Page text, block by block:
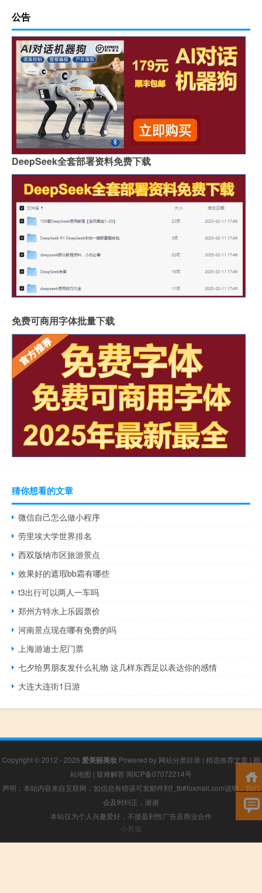
公告
DeepSeek全套部署资料免费下载
免费可商用字体批量下载
猜你想看的文章
微信自己怎么做小程序
劳里埃大学世界排名
西双版纳市区旅游景点
效果好的遮瑕bb霜有哪些
t3出行可以两人一车吗
郑州方特水上乐园票价
河南景点现在哪有免费的吗
上海游迪士尼门票
七夕给男朋友发什么礼物 这几样东西足以表达你的感情
大连大连街1日游
Copyright © 2012 - 2026 爱美丽美妆 Powered by 网站分类目录 | 精选推荐文章 | 网
站地图 | 疑难解答 闽ICP备07072214号
声明：本站内容来自互联网，如信息有错误可发邮件到f_fb#foxmail.com说明，我们
会及时纠正，谢谢
本站仅为个人兴趣爱好，不接盈利性广告及商业合作
小男孩